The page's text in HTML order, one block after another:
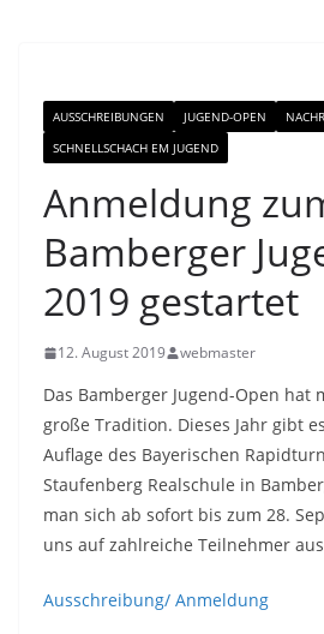
AUSSCHREIBUNGEN JUGEND-OPEN
SCHNELLSCHACH EM JUGEND
Anmeldung
Bamberger
2019 gestartet
12. August 2019 webmaster
Das Bamberger Jugend-Open hat
große Tradition. Dieses Jahr gibt
Auflage des Bayerischen
Staufenberg Realschule in
man sich ab sofort bis zum 28.
uns auf zahlreiche Teilnehmer
Ausschreibung/ Anmeldung